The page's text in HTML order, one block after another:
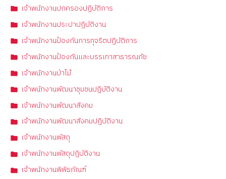
เจ้าพนักงานปกครองปฏิบัติการ
เจ้าพนักงานประปาปฏิบัติงาน
เจ้าพนักงานป้องกันการทุจริตปฏิบัติการ
เจ้าพนักงานป้องกันและบรรเทาสาธารณภัย
เจ้าพนักงานป่าไม้
เจ้าพนักงานพัฒนาชุมชนปฏิบัติงาน
เจ้าพนักงานพัฒนาสังคม
เจ้าพนักงานพัฒนาสังคมปฏิบัติงาน
เจ้าพนักงานพัสดุ
เจ้าพนักงานพัสดุปฏิบัติงาน
เจ้าพนักงานพิพิธภัณฑ์